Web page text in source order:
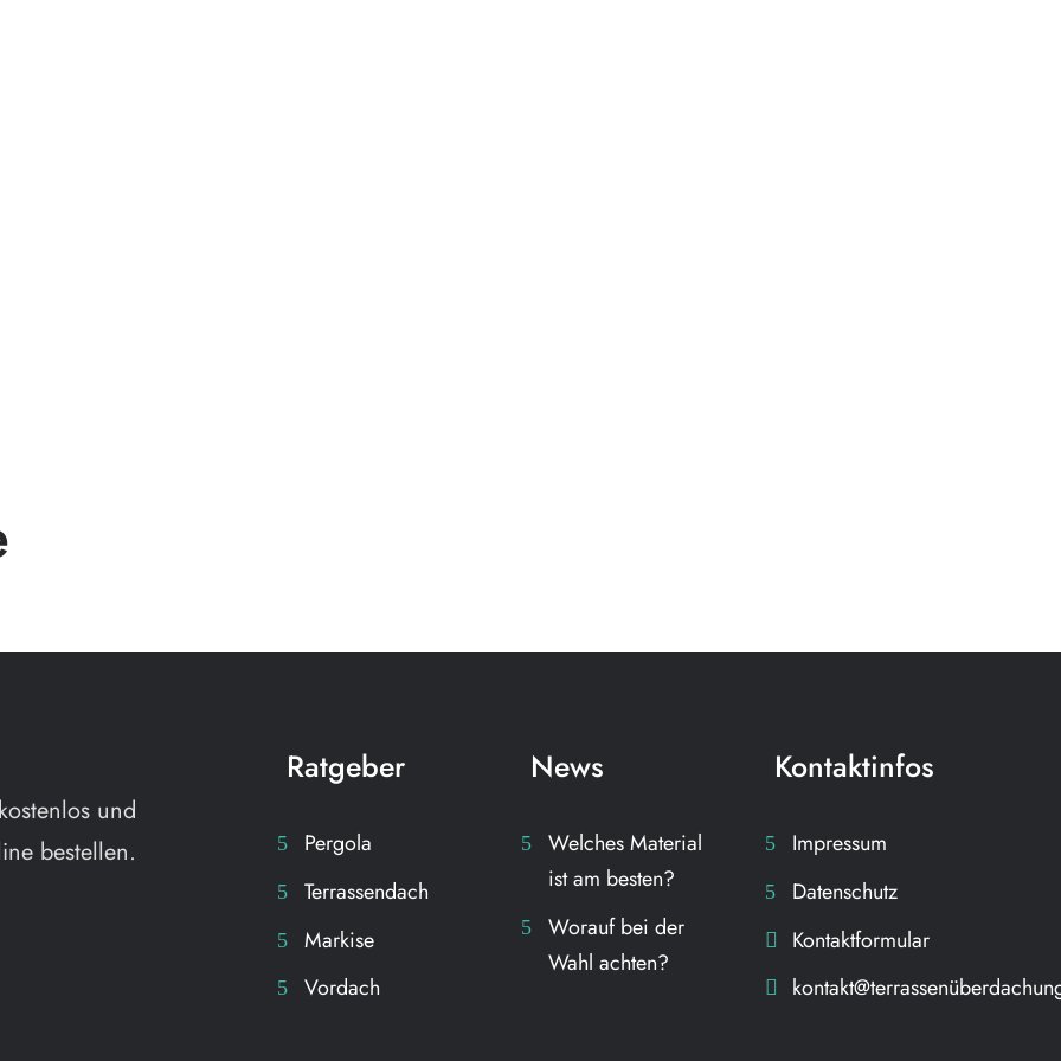
und
bestellen.
Ratgeber
Pergola
Terrassendach
Markise
Vordach
News
Welches Material
ist am besten?
Worauf bei der
Wahl achten?
Kontaktinfos
Impressum
Datenschutz
Kontaktformular